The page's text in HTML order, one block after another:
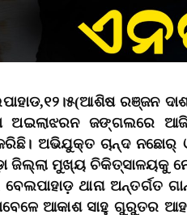
ରଞ୍ଜନ
ଅଇଲାଝରନ ଜଙ୍ଗଲରେ
ଅଭିଯୁକ୍ତ ଚାନ୍ଦ ନଛୋର୍‌
ଜିଲ୍ଲା ମୁଖ୍ୟ ଚିକିତ୍ସାଳୟକୁ
ଥାନା ଅନ୍ତର୍ଗତ
ଆକାଶ ସାହୁ ଗୁରୁତର